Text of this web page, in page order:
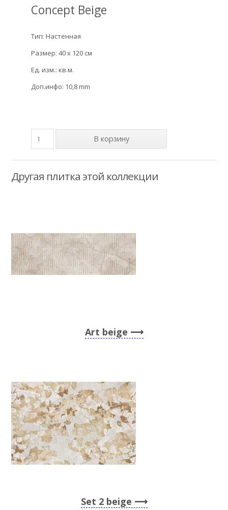
Concept Beige
Тип: Настенная
Размер: 40 x 120 см
Ед. изм.: кв.м.
Доп.инфо: 10,8 mm
Другая плитка этой коллекции
Art beige
Set 2 beige